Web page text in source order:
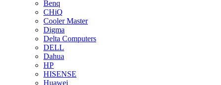
Benq
CHiQ
Cooler Master
Digma
Delta Computers
DELL
Dahua
HP
HISENSE
Huawei